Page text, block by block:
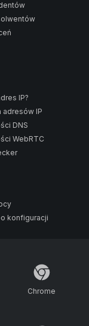
IP?
adresów IP
DNS
WebRTC
konfiguracji
Chrome